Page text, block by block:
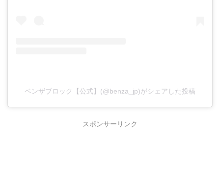
ベンザブロック【公式】(@benza_jp)がシェアした投稿
スポンサーリンク